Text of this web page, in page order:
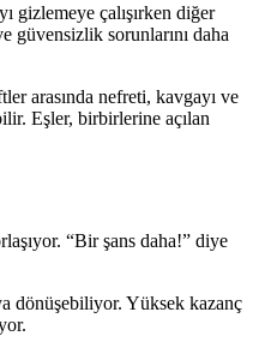
gizlemeye çalışırken diğer
güvensizlik sorunlarını daha
arasında nefreti, kavgayı ve
Eşler, birbirlerine açılan
“Bir şans daha!” diye
dönüşebiliyor. Yüksek kazanç